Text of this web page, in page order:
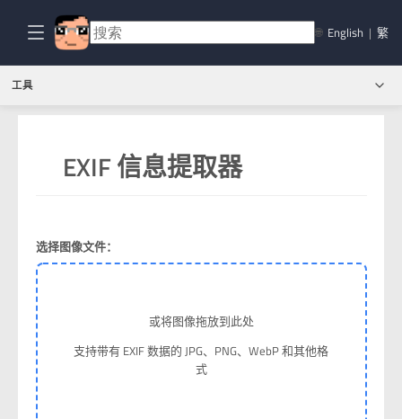
🌐 English | 繁
EXIF 信息提取器
工具
选择图像文件：
或将图像拖放到此处
支持带有 EXIF 数据的 JPG、PNG、WebP 和其他格
式